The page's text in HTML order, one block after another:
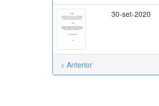
30-set-2020
< Anterior